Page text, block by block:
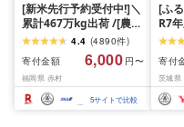
[新米先行予約受付中!]＼
累計467万kg出荷 /[農家
応援米]訳あり 令和7年産
令和8年産ふくきらり 夢
つくし 5kg 10kg 15kg
20kg [選べる品種・内容
量・出荷時期]複数原料
米 白米 精米 国産 限定
4.4 (4890件)
寄付金額
6,000 円〜
福岡県 赤村
5サイトで比較
[ふ
R7
寄付
茨城県